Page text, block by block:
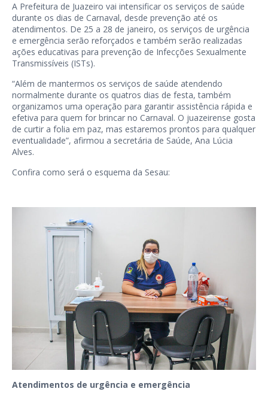
A Prefeitura de Juazeiro vai intensificar os serviços de saúde
durante os dias de Carnaval, desde prevenção até os
atendimentos. De 25 a 28 de janeiro, os serviços de urgência
e emergência serão reforçados e também serão realizadas
ações educativas para prevenção de Infecções Sexualmente
Transmissíveis (ISTs).
“Além de mantermos os serviços de saúde atendendo
normalmente durante os quatros dias de festa, também
organizamos uma operação para garantir assistência rápida e
efetiva para quem for brincar no Carnaval. O juazeirense gosta
de curtir a folia em paz, mas estaremos prontos para qualquer
eventualidade”, afirmou a secretária de Saúde, Ana Lúcia
Alves.
Confira como será o esquema da Sesau:
Atendimentos de urgência e emergência